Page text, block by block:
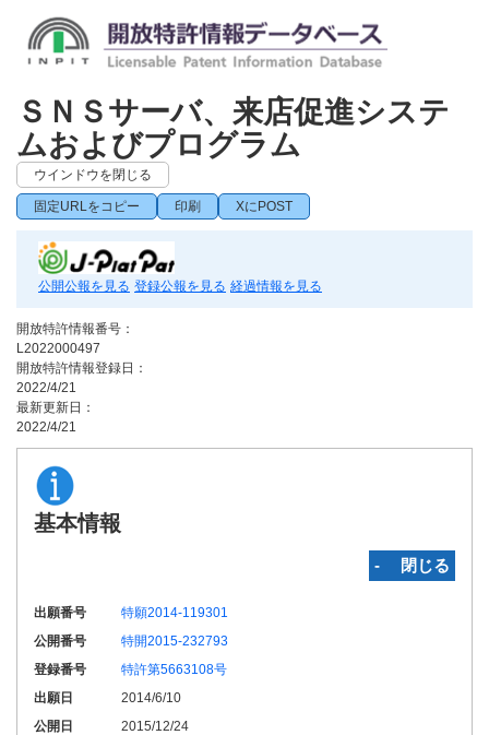
ＳＮＳサーバ、来店促進システ
ムおよびプログラム
ウインドウを閉じる
固定URLをコピー 印刷 XにPOST
公開公報を見る 登録公報を見る 経過情報を見る
開放特許情報番号：
L2022000497
開放特許情報登録日：
2022/4/21
最新更新日：
2022/4/21
基本情報
‐ 閉じる
出願番号
特願2014-119301
公開番号
特開2015-232793
登録番号
特許第5663108号
出願日
2014/6/10
公開日
2015/12/24